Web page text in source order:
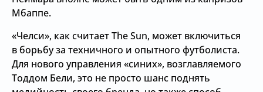
Мбаппе.
«Челси», как считает The Sun, может включиться
в борьбу за техничного и опытного футболиста.
Для нового управления «синих», возглавляемого
Тоддом Бели, это не просто шанс поднять